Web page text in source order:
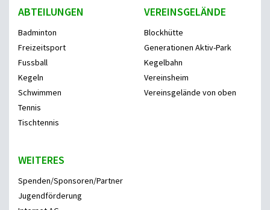
ABTEILUNGEN
Badminton
Freizeitsport
Fussball
Kegeln
Schwimmen
Tennis
Tischtennis
VEREINSGELÄNDE
Blockhütte
Generationen Aktiv-Park
Kegelbahn
Vereinsheim
Vereinsgelände von oben
WEITERES
Spenden/Sponsoren/Partner
Jugendförderung